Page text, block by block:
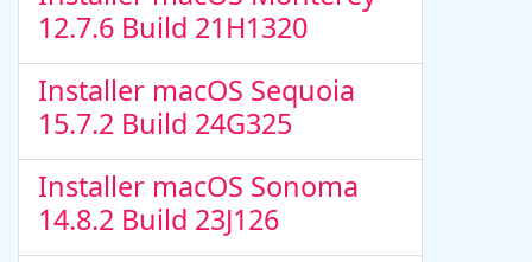
12.7.6 Build 21H1320
Installer macOS Sequoia
15.7.2 Build 24G325
Installer macOS Sonoma
14.8.2 Build 23J126